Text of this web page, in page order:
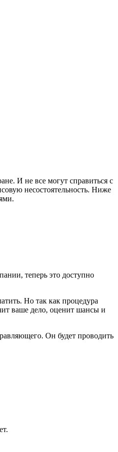
И не все могут справиться с
несостоятельность. Ниже
теперь это доступно
Но так как процедура
ваше дело, оценит шансы и
Он будет проводить